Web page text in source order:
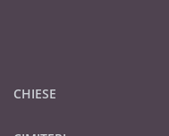
CHIESE